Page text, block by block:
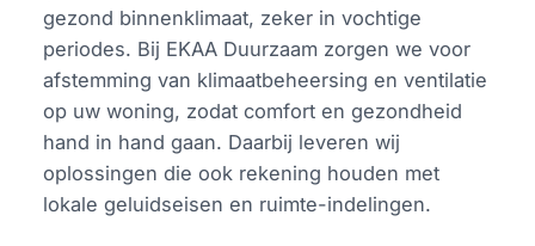
gezond binnenklimaat, zeker in vochtige
periodes. Bij EKAA Duurzaam zorgen we voor
afstemming van klimaatbeheersing en ventilatie
op uw woning, zodat comfort en gezondheid
hand in hand gaan. Daarbij leveren wij
oplossingen die ook rekening houden met
lokale geluidseisen en ruimte-indelingen.